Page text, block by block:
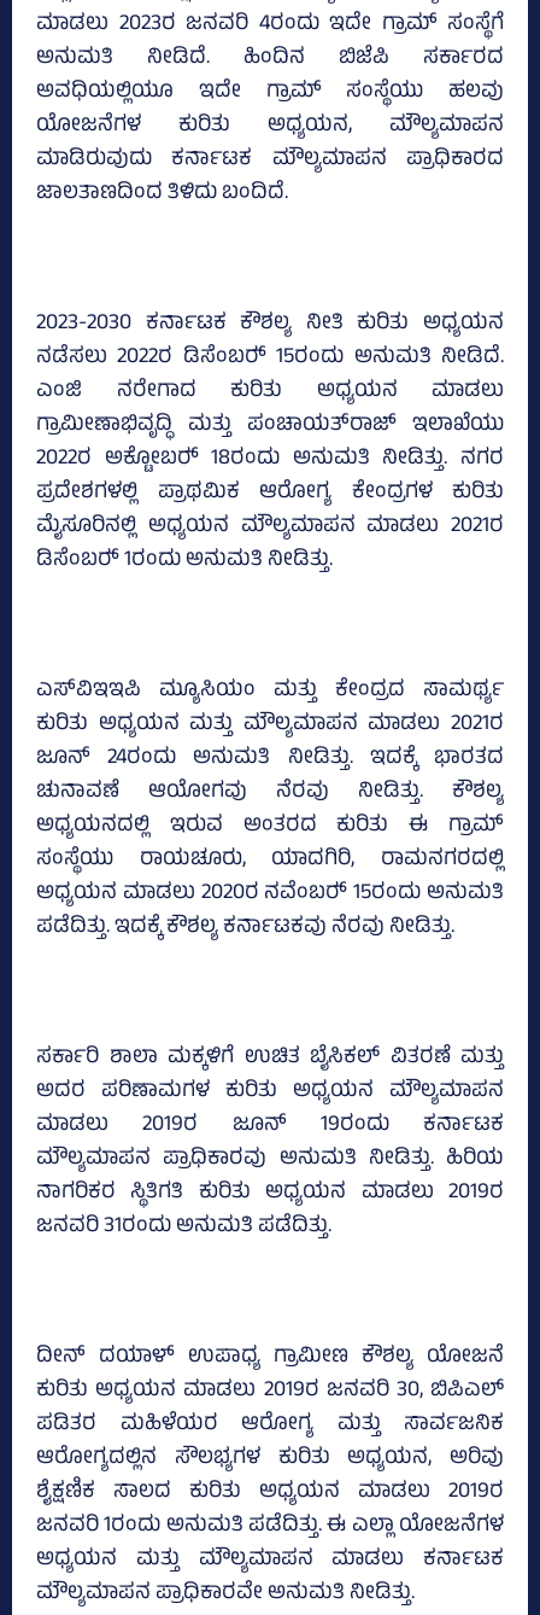
ಮಾಡಲು 2023ರ ಜನವರಿ 4ರಂದು ಇದೇ ಗ್ರಾಮ್‌ ಸಂಸ್ಥೆಗೆ
ಅನುಮತಿ ನೀಡಿದೆ. ಹಿಂದಿನ ಬಿಜೆಪಿ ಸರ್ಕಾರದ
ಅವಧಿಯಲ್ಲಿಯೂ ಇದೇ ಗ್ರಾಮ್‌ ಸಂಸ್ಥೆಯು ಹಲವು
ಯೋಜನೆಗಳ ಕುರಿತು ಅಧ್ಯಯನ, ಮೌಲ್ಯಮಾಪನ
ಮಾಡಿರುವುದು ಕರ್ನಾಟಕ ಮೌಲ್ಯಮಾಪನ ಪ್ರಾಧಿಕಾರದ
ಜಾಲತಾಣದಿಂದ ತಿಳಿದು ಬಂದಿದೆ.
2023-2030 ಕರ್ನಾಟಕ ಕೌಶಲ್ಯ ನೀತಿ ಕುರಿತು ಅಧ್ಯಯನ
ನಡೆಸಲು 2022ರ ಡಿಸೆಂಬರ್‍‌ 15ರಂದು ಅನುಮತಿ ನೀಡಿದೆ.
ಎಂಜಿ ನರೇಗಾದ ಕುರಿತು ಅಧ್ಯಯನ ಮಾಡಲು
ಗ್ರಾಮೀಣಾಭಿವೃದ್ಧಿ ಮತ್ತು ಪಂಚಾಯತ್‌ರಾಜ್‌ ಇಲಾಖೆಯು
2022ರ ಅಕ್ಟೋಬರ್‍‌ 18ರಂದು ಅನುಮತಿ ನೀಡಿತ್ತು. ನಗರ
ಪ್ರದೇಶಗಳಲ್ಲಿ ಪ್ರಾಥಮಿಕ ಆರೋಗ್ಯ ಕೇಂದ್ರಗಳ ಕುರಿತು
ಮೈಸೂರಿನಲ್ಲಿ ಅಧ್ಯಯನ ಮೌಲ್ಯಮಾಪನ ಮಾಡಲು 2021ರ
ಡಿಸೆಂಬರ್‍‌ 1ರಂದು ಅನುಮತಿ ನೀಡಿತ್ತು.
ಎಸ್‌ವಿಇಇಪಿ ಮ್ಯೂಸಿಯಂ ಮತ್ತು ಕೇಂದ್ರದ ಸಾಮರ್ಥ್ಯ
ಕುರಿತು ಅಧ್ಯಯನ ಮತ್ತು ಮೌಲ್ಯಮಾಪನ ಮಾಡಲು 2021ರ
ಜೂನ್‌ 24ರಂದು ಅನುಮತಿ ನೀಡಿತ್ತು. ಇದಕ್ಕೆ ಭಾರತದ
ಚುನಾವಣೆ ಆಯೋಗವು ನೆರವು ನೀಡಿತ್ತು. ಕೌಶಲ್ಯ
ಅಧ್ಯಯನದಲ್ಲಿ ಇರುವ ಅಂತರದ ಕುರಿತು ಈ ಗ್ರಾಮ್‌
ಸಂಸ್ಥೆಯು ರಾಯಚೂರು, ಯಾದಗಿರಿ, ರಾಮನಗರದಲ್ಲಿ
ಅಧ್ಯಯನ ಮಾಡಲು 2020ರ ನವೆಂಬರ್‍‌ 15ರಂದು ಅನುಮತಿ
ಪಡೆದಿತ್ತು. ಇದಕ್ಕೆ ಕೌಶಲ್ಯ ಕರ್ನಾಟಕವು ನೆರವು ನೀಡಿತ್ತು.
ಸರ್ಕಾರಿ ಶಾಲಾ ಮಕ್ಕಳಿಗೆ ಉಚಿತ ಬೈಸಿಕಲ್ ವಿತರಣೆ ಮತ್ತು
ಅದರ ಪರಿಣಾಮಗಳ ಕುರಿತು ಅಧ್ಯಯನ ಮೌಲ್ಯಮಾಪನ
ಮಾಡಲು 2019ರ ಜೂನ್‌ 19ರಂದು ಕರ್ನಾಟಕ
ಮೌಲ್ಯಮಾಪನ ಪ್ರಾಧಿಕಾರವು ಅನುಮತಿ ನೀಡಿತ್ತು. ಹಿರಿಯ
ನಾಗರಿಕರ ಸ್ಥಿತಿಗತಿ ಕುರಿತು ಅಧ್ಯಯನ ಮಾಡಲು 2019ರ
ಜನವರಿ 31ರಂದು ಅನುಮತಿ ಪಡೆದಿತ್ತು.
ದೀನ್‌ ದಯಾಳ್‌ ಉಪಾಧ್ಯ ಗ್ರಾಮೀಣ ಕೌಶಲ್ಯ ಯೋಜನೆ
ಕುರಿತು ಅಧ್ಯಯನ ಮಾಡಲು 2019ರ ಜನವರಿ 30, ಬಿಪಿಎಲ್‌
ಪಡಿತರ ಮಹಿಳೆಯರ ಆರೋಗ್ಯ ಮತ್ತು ಸಾರ್ವಜನಿಕ
ಆರೋಗ್ಯದಲ್ಲಿನ ಸೌಲಭ್ಯಗಳ ಕುರಿತು ಅಧ್ಯಯನ, ಅರಿವು
ಶೈಕ್ಷಣಿಕ ಸಾಲದ ಕುರಿತು ಅಧ್ಯಯನ ಮಾಡಲು 2019ರ
ಜನವರಿ 1ರಂದು ಅನುಮತಿ ಪಡೆದಿತ್ತು. ಈ ಎಲ್ಲಾ ಯೋಜನೆಗಳ
ಅಧ್ಯಯನ ಮತ್ತು ಮೌಲ್ಯಮಾಪನ ಮಾಡಲು ಕರ್ನಾಟಕ
ಮೌಲ್ಯಮಾಪನ ಪ್ರಾಧಿಕಾರವೇ ಅನುಮತಿ ನೀಡಿತ್ತು.